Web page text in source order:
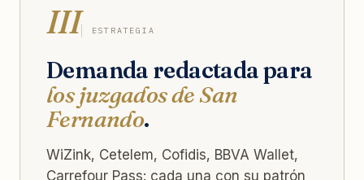
III ESTRATEGIA
Demanda redactada para
los juzgados de San
Fernando.
WiZink, Cetelem, Cofidis, BBVA Wallet,
Carrefour Pass: cada una con su patrón